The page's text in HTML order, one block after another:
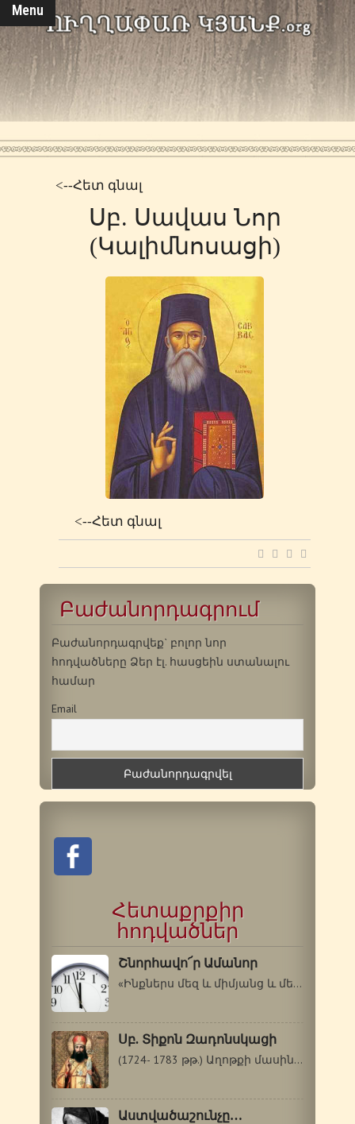
Menu
<--Հետ գնալ
Սբ. Սավաս Նոր
(Կալիմնոսացի)
<--Հետ գնալ
Բաժանորդագրում
Բաժանորդագրվեք` բոլոր նոր
հոդվածները Ձեր էլ. հասցեին ստանալու
համար
Email
Հետաքրքիր
հոդվածներ
Շնորհավո՜ր Ամանոր
«Ինքներս մեզ և միմյանց և մեր ողջ կյանքը…
Սբ. Տիքոն Զադոնսկացի
(1724- 1783 թթ.) Աղոթքի մասին Ամեն ժամ…
Աստվածաշունչը…